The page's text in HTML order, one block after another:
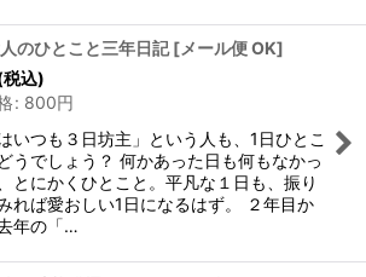
のひとこと三年日記 [メール便 OK]
税込)
: 800円
いつも３日坊主」という人も、1日ひとこ
うでしょう？ 何かあった日も何もなかっ
とにかくひとこと。平凡な１日も、振り
れば愛おしい1日になるはず。 ２年目か
年の「…